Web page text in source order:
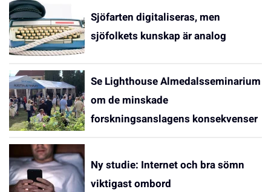
Sjöfarten digitaliseras, men
sjöfolkets kunskap är analog
Se Lighthouse Almedalsseminarium
om de minskade
forskningsanslagens konsekvenser
Ny studie: Internet och bra sömn
viktigast ombord